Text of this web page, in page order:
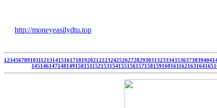
http://moneyeasilydtu.top
1234567891011121314151617181920212223242526272829303132333435363738394041
145146147148149150151152153154155156157158159160161162163164165